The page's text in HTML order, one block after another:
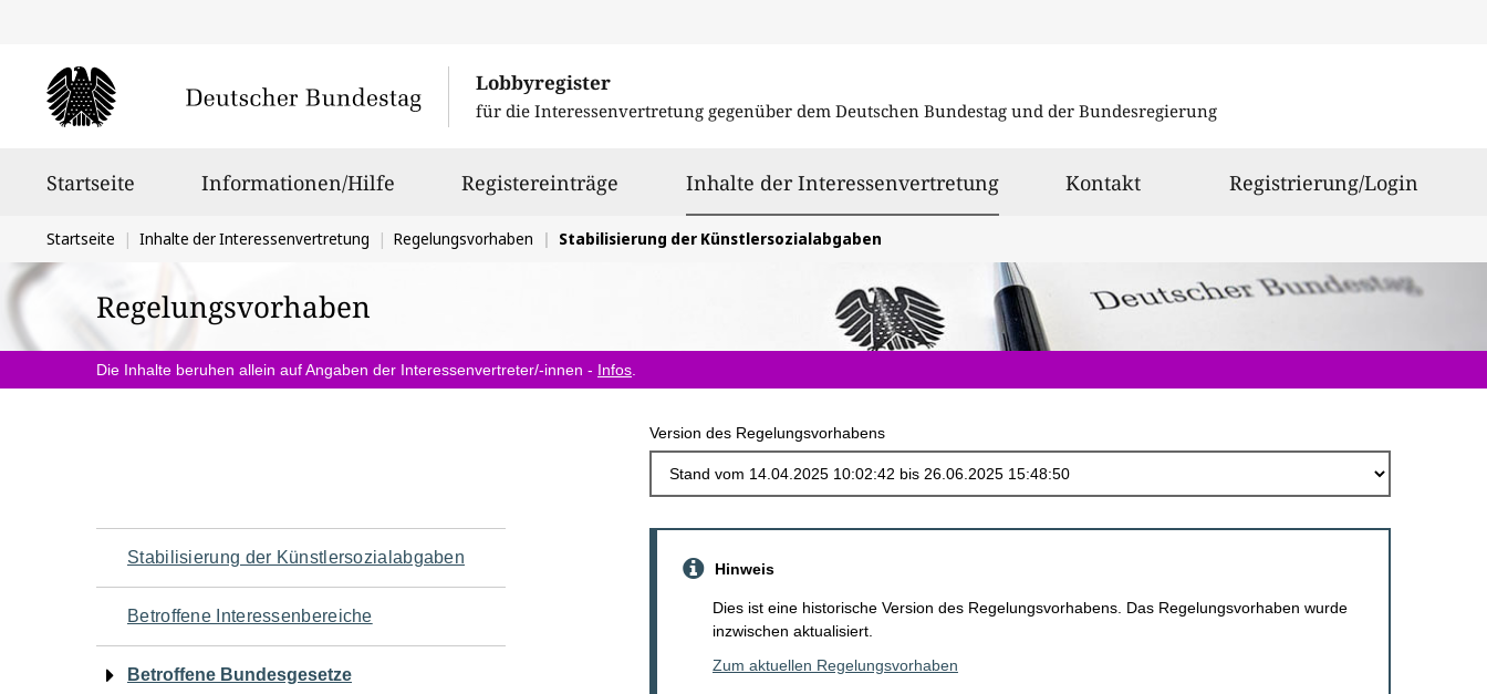
Lobbyregister
für die Interessenvertretung gegenüber dem Deutschen Bundestag und der Bundesregierung
Startseite Informationen/Hilfe Registereinträge Inhalte der Interessenvertretungausgewählt
Kontakt Registrierung/Login
Sie
befinden
sich
hier:
Startseite Inhalte der Interessenvertretung Regelungsvorhaben Stabilisierung der Künstlersozialabgaben
Regelungsvorhaben
Die Inhalte beruhen allein auf Angaben der Interessenvertreter/-innen - Infos
Version des Regelungsvorhabens
Navigation
für
den
Stabilisierung der Künstlersozialabgaben
Betroffene Interessenbereiche
Betroffene Bundesgesetze
Hinweis
Dies ist eine historische Version des Regelungsvorhabens. Das Regelungsvorhaben wurde
inzwischen aktualisiert.
Zum aktuellen Regelungsvorhaben